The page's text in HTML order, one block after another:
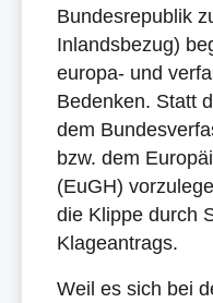
Bundesrepublik
Inlandsbezug)
europa- und
Bedenken. Statt
dem
bzw. dem
(EuGH)
die Klippe durch
Klageantrags.
Weil es sich bei